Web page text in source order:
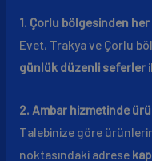
1. Çorlu bölgesinden
Evet, Trakya ve Çorlu
günlük düzenli seferler
2. Ambar hizmetinde
Talebinize göre
noktasındaki adrese